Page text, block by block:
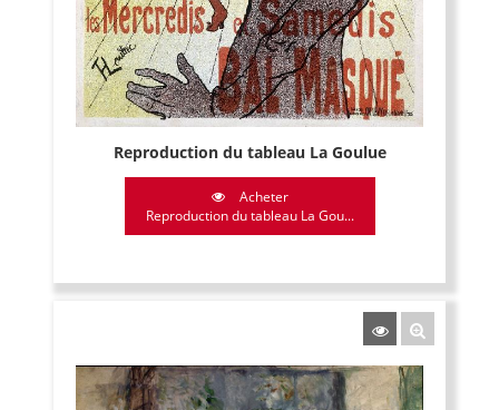
Reproduction du tableau La Goulue
Acheter
Reproduction du tableau La Gou...